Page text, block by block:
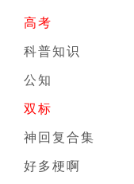
高考
科普知识
公知
双标
神回复合集
好多梗啊